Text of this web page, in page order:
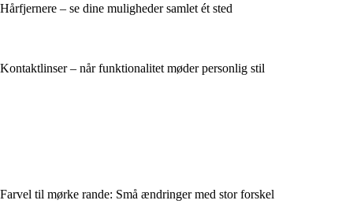
Hårfjernere – se dine muligheder samlet ét sted
Kontaktlinser – når funktionalitet møder personlig stil
Farvel til mørke rande: Små ændringer med stor forskel